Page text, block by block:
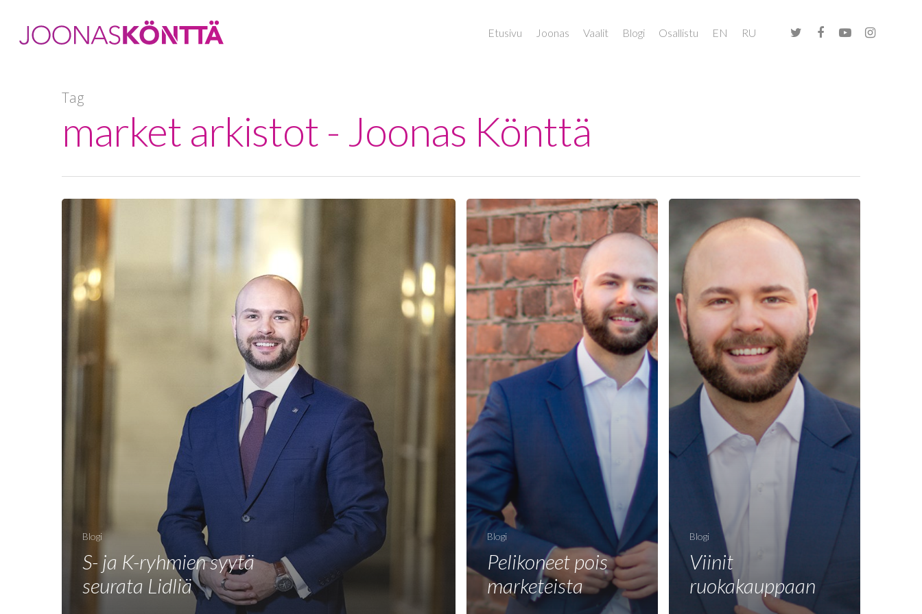
Etusivu Joonas Vaalit Blogi Osallistu EN RU
Tag
market arkistot - Joonas Könttä
Blogi
S- ja K-ryhmien syytä
seurata Lidliä
Blogi
Pelikoneet pois
marketeista
Blogi
Viinit
ruokakauppaan